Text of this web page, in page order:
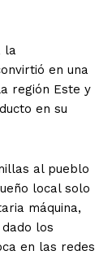
la
en una
región Este y
en su
al pueblo
local solo
máquina,
los
en las redes